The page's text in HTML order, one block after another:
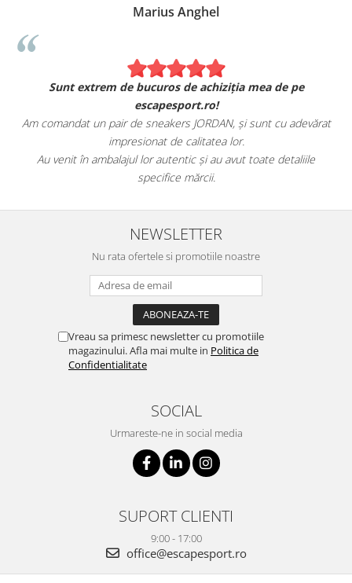
Marius Anghel
Sunt extrem de bucuros de achiziția mea de pe
escapesport.ro!
Am comandat un pair de sneakers JORDAN, și sunt cu adevărat
impresionat de calitatea lor.
Au venit în ambalajul lor autentic și au avut toate detaliile
specifice mărcii.
NEWSLETTER
Nu rata ofertele si promotiile noastre
Vreau sa primesc newsletter cu promotiile
magazinului. Afla mai multe in Politica de
Confidentialitate
SOCIAL
Urmareste-ne in social media
SUPORT CLIENTI
9:00 - 17:00
office@escapesport.ro